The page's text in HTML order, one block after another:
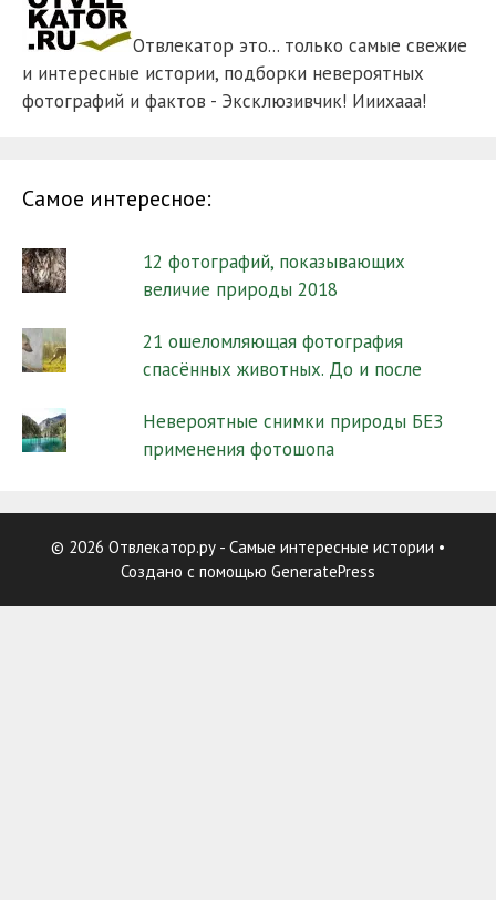
Отвлекатор это... только самые свежие
и интересные истории, подборки невероятных
фотографий и фактов - Эксклюзивчик! Ииихааа!
Самое интересное:
12 фотографий, показывающих
величие природы 2018
21 ошеломляющая фотография
спасённых животных. До и после
Невероятные снимки природы БЕЗ
применения фотошопа
© 2026 Отвлекатор.ру - Самые интересные истории •
Создано с помощью GeneratePress